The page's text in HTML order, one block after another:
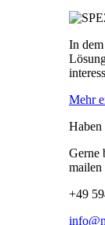
In
Mehr
Haben
Gerne
mailen
+49